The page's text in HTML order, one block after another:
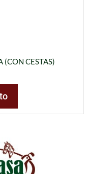
(CON CESTAS)